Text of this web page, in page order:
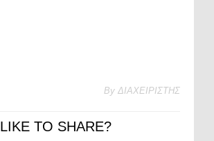
By ΔΙΑΧΕΙΡΙΣΤΗΣ
LIKE TO SHARE?